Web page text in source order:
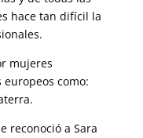
hace tan difícil la
mujeres
como:
reconoció a Sara